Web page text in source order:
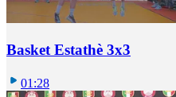
Basket Estathè 3x3
01:28